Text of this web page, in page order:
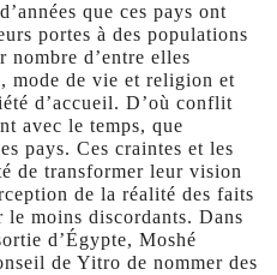
que ces pays ont
portes à des populations
nombre d’entre elles
mode de vie et religion et
d’accueil. D’où conflit
avec le temps, que
pays. Ces craintes et les
de transformer leur vision
de la réalité des faits
moins discordants. Dans
d’Égypte, Moshé
de Yitro de nommer des